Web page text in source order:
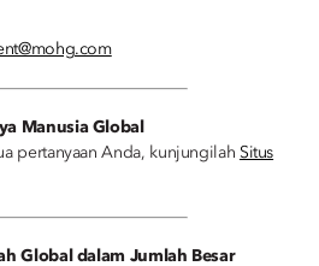
Manusia Global
pertanyaan Anda, kunjungilah Situs
Global dalam Jumlah Besar